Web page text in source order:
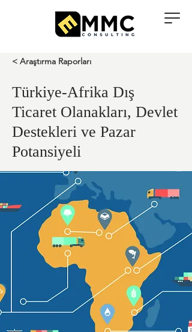
< Araştırma Raporları
Türkiye-Afrika Dış
Ticaret Olanakları, Devlet
Destekleri ve Pazar
Potansiyeli